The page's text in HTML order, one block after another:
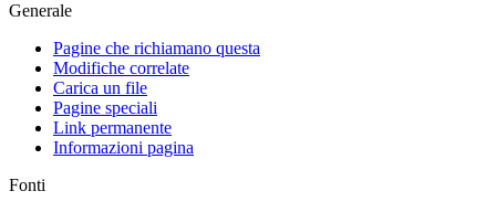
Generale
Pagine che richiamano questa
Modifiche correlate
Carica un file
Pagine speciali
Link permanente
Informazioni pagina
Fonti